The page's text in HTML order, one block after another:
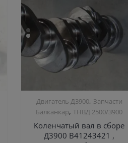
Двигатель Д3900, Запчасти
Балканкар,ТНВД 2500/3900
Коленчатый вал в сборе
Д3900 B41243421 ,